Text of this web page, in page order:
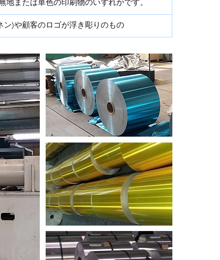
または単色の印刷物のいずれかです。
)や顧客のロゴが浮き彫りのもの